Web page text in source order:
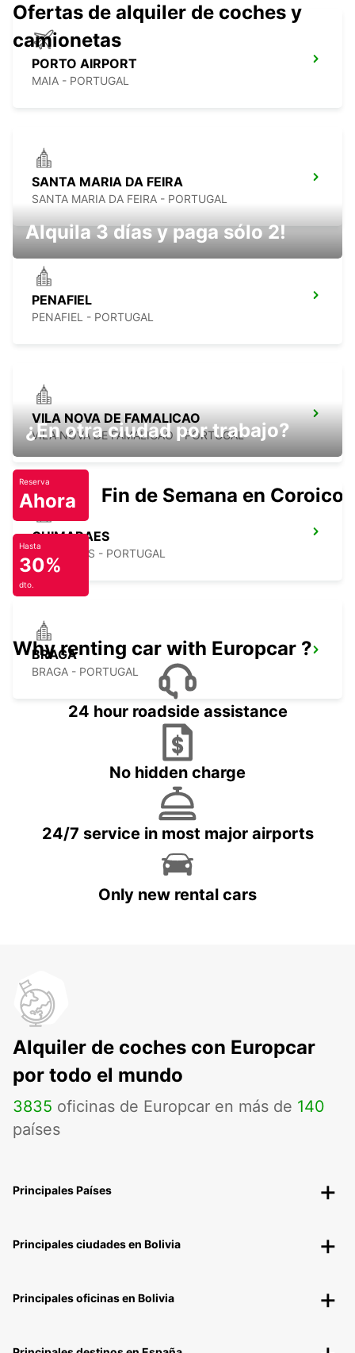
PORTO AIRPORT
MAIA - PORTUGAL
SANTA MARIA DA FEIRA
SANTA MARIA DA FEIRA - PORTUGAL
PENAFIEL
PENAFIEL - PORTUGAL
VILA NOVA DE FAMALICAO
VILA NOVA DE FAMALICAO - PORTUGAL
GUIMARAES
GUIMARAES - PORTUGAL
BRAGA
BRAGA - PORTUGAL
Ofertas de alquiler de coches y
camionetas
Alquila 3 días y paga sólo 2!
¿En otra ciudad por trabajo?
Reserva
Ahora Fin de Semana en Coroico.
Hasta
30%
dto.
Why renting car with Europcar ?
24 hour roadside assistance
No hidden charge
24/7 service in most major airports
Only new rental cars
Alquiler de coches con Europcar
por todo el mundo
3835 oficinas de Europcar en más de 140
países
Principales Países
Principales ciudades en Bolivia
Principales oficinas en Bolivia